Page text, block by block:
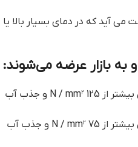
آید که در دمای بسیار بالا یا
به بازار عرضه می‌شوند:
آجر کلاس A :دارای مقاومت فشاری بیشتر از 125 N / mm² و جذب آب
آجر کلاس B :دارای مقاومت فشاری بیشتر از 75 N / mm² و جذب آب